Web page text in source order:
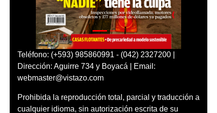
Teléfono: (+593) 985860991 - (042) 2327200 |
Dirección: Aguirre 734 y Boyacá | Email:
webmaster@vistazo.com
Prohibida la reproducción total, parcial y traducción a
cualquier idioma, sin autorización escrita de su